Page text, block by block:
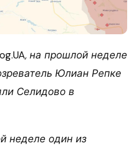
, на прошлой неделе
Юлиан Репке
Селидово в
неделе один из